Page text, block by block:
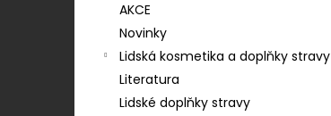
AKCE
Novinky
Lidská kosmetika a doplňky stravy
Literatura
Lidské doplňky stravy